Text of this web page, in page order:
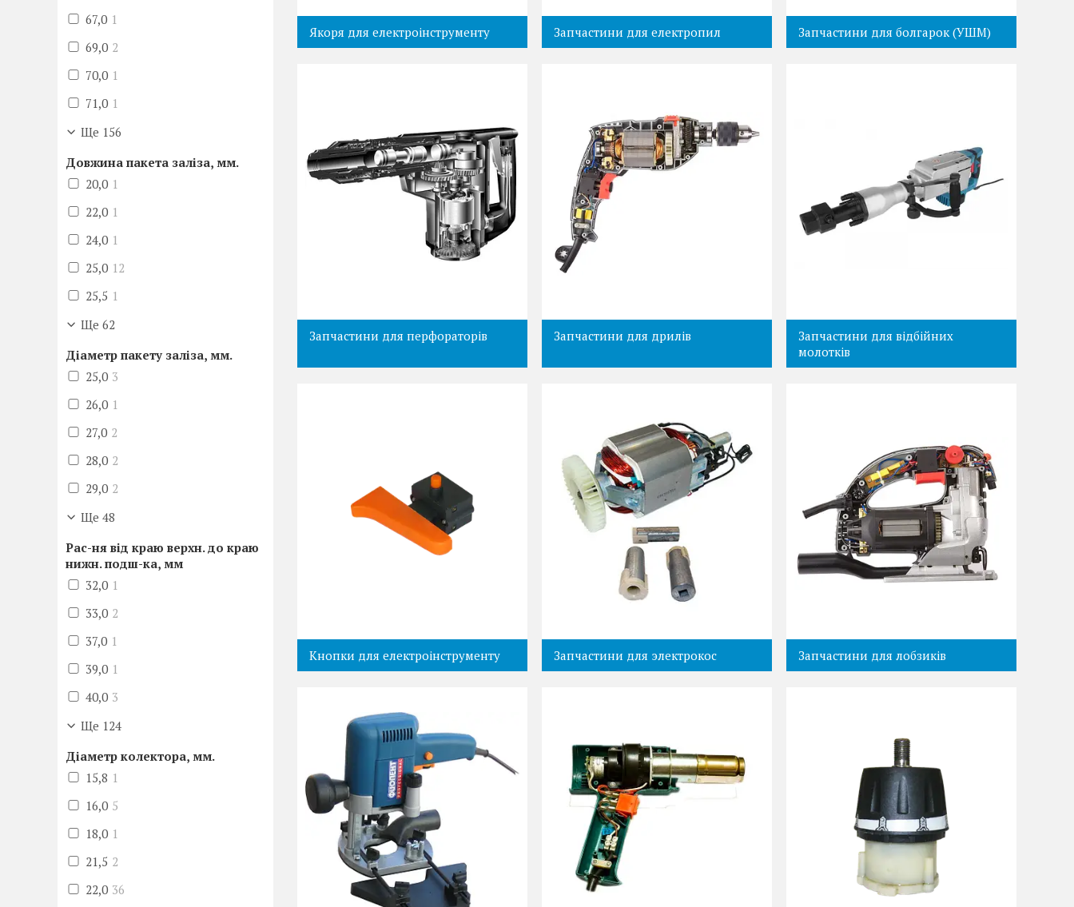
Якоря для електроінструменту Запчастини для електропил Запчастини для болгарок (УШМ)
Запчастини для перфораторів Запчастини для дрилів
Запчастини для відбійних
молотків
Кнопки для електроінструменту Запчастини для электрокос Запчастини для лобзиків
67,0 1
69,0 2
70,0 1
71,0 1
Ще 156
Довжина пакета заліза, мм.
20,0 1
22,0 1
24,0 1
25,0 12
25,5 1
Ще 62
Діаметр пакету заліза, мм.
25,0 3
26,0 1
27,0 2
28,0 2
29,0 2
Ще 48
Рас-ня від краю верхн. до краю
нижн. подш-ка, мм
32,0 1
33,0 2
37,0 1
39,0 1
40,0 3
Ще 124
Діаметр колектора, мм.
15,8 1
16,0 5
18,0 1
21,5 2
22,0 36